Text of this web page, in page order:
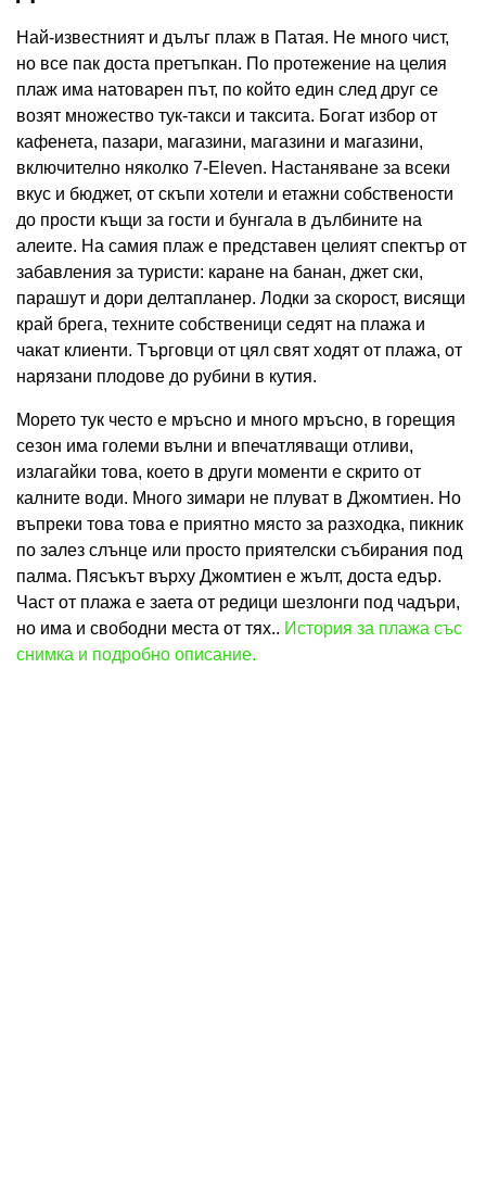
Най-известният и дълъг плаж в Патая. Не много чист,
но все пак доста претъпкан. По протежение на целия
плаж има натоварен път, по който един след друг се
возят множество тук-такси и таксита. Богат избор от
кафенета, пазари, магазини, магазини и магазини,
включително няколко 7-Eleven. Настаняване за всеки
вкус и бюджет, от скъпи хотели и етажни собствености
до прости къщи за гости и бунгала в дълбините на
алеите. На самия плаж е представен целият спектър от
забавления за туристи: каране на банан, джет ски,
парашут и дори делтапланер. Лодки за скорост, висящи
край брега, техните собственици седят на плажа и
чакат клиенти. Търговци от цял ​​свят ходят от плажа, от
нарязани плодове до рубини в кутия.
Морето тук често е мръсно и много мръсно, в горещия
сезон има големи вълни и впечатляващи отливи,
излагайки това, което в други моменти е скрито от
калните води. Много зимари не плуват в Джомтиен. Но
въпреки това това е приятно място за разходка, пикник
по залез слънце или просто приятелски събирания под
палма. Пясъкът върху Джомтиен е жълт, доста едър.
Част от плажа е заета от редици шезлонги под чадъри,
но има и свободни места от тях.. История за плажа със
снимка и подробно описание.